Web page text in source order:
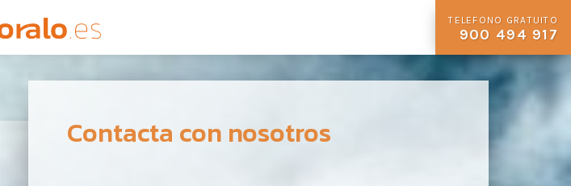
TELEFONO GRATUITO
900 494 917
Contacta con nosotros